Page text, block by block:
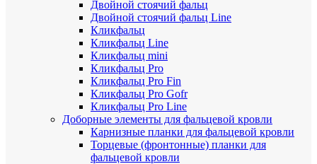
Двойной стоячий фальц
Двойной стоячий фальц Line
Кликфальц
Кликфальц Line
Кликфальц mini
Кликфальц Pro
Кликфальц Pro Fin
Кликфальц Pro Gofr
Кликфальц Pro Line
Доборные элементы для фальцевой кровли
Карнизные планки для фальцевой кровли
Торцевые (фронтонные) планки для
фальцевой кровли